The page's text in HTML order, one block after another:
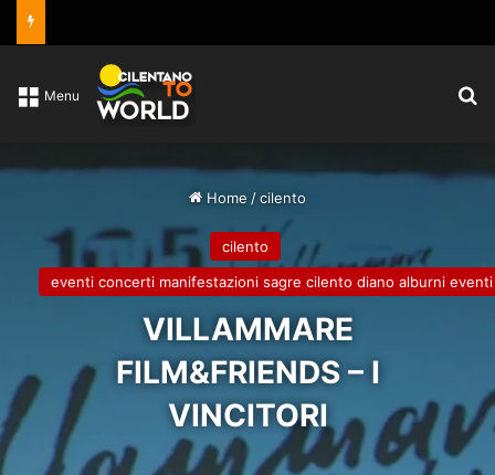
Menu
Home /cilento
cilento
eventi concerti manifestazioni sagre cilento diano alburni
VILLAMMARE
FILM&FRIENDS – I
VINCITORI